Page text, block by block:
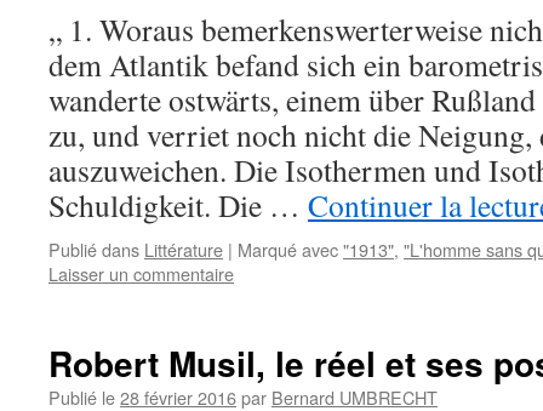
„ 1. Woraus bemerkenswerterweise
dem Atlantik befand sich ein
wanderte ostwärts, einem über
zu, und verriet noch nicht die
auszuweichen. Die Isothermen und
Schuldigkeit. Die … Continuer la
Publié dans Littérature | Marqué avec"1913", "L'homme sans
Laisser un commentaire
Robert Musil, le réel et ses
Publié le28 février 2016par Bernard UMBRECHT